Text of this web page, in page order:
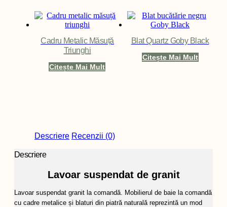
Cadru Metalic Măsuță
Triunghi
Citește Mai Mult
Blat Quartz Goby Black
Citește Mai Mult
Descriere Recenzii (0)
Descriere
Lavoar suspendat de granit
Lavoar suspendat granit la comandă. Mobilierul de baie la comandă
cu cadre metalice și blaturi din piatră naturală reprezintă un mod